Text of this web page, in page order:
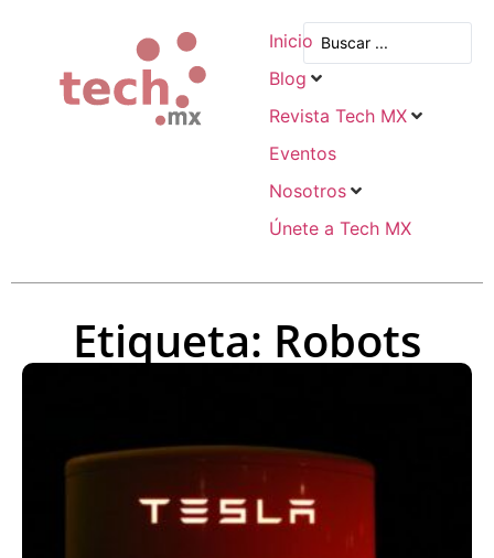
Inicio
Blog
Revista Tech MX
Eventos
Nosotros
Únete a Tech MX
Etiqueta: Robots